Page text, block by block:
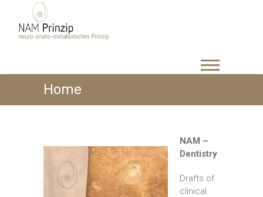
Home
NAM –
Dentistry
Drafts of
clinical